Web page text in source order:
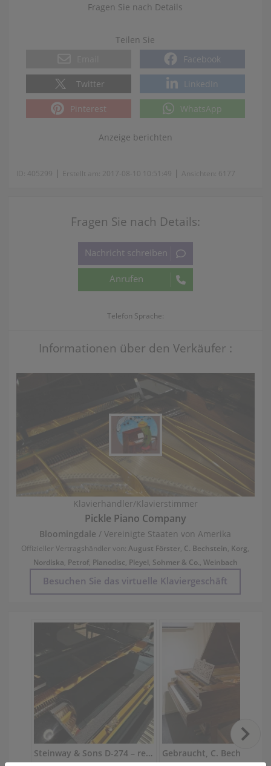
Fragen Sie nach Details
Teilen Sie
Facebook
Twitter LinkedIn
Pinterest WhatsApp
Anzeige berichten
ID: 405299 | Erstellt am: 2017-08-10 10:51:49 | Ansichten: 6177
Fragen Sie nach Details:
Telefon Sprache:
Informationen über den Verkäufer :
Klavierhändler/Klavierstimmer
Pickle Piano Company
Bloomingdale / Vereinigte Staaten von Amerika
Offizieller Vertragshändler von:August Förster, C. Bechstein, Korg,
Nordiska, Petrof, Pianodisc, Pleyel, Sohmer & Co., Weinbach
Besuchen Sie das virtuelle Klaviergeschäft
Steinway & Sons D-274 – restaurierter Konzertflügel